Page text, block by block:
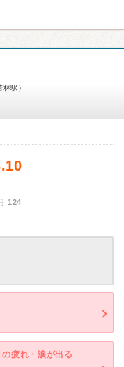
駅）
:124
の疲れ・涙が出る